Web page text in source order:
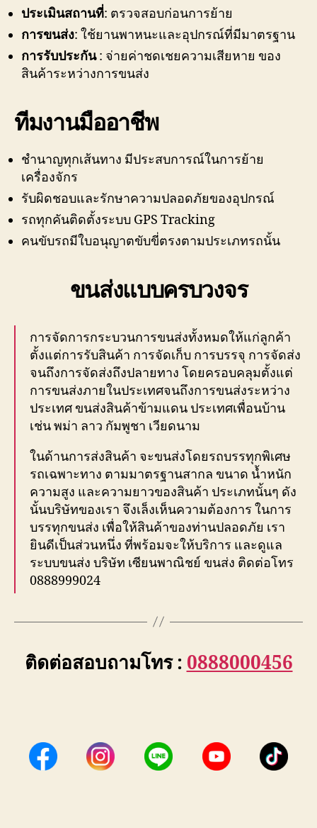
ประเมินสถานที่: ตรวจสอบก่อนการย้าย
การขนส่ง: ใช้ยานพาหนะและอุปกรณ์ที่มีมาตรฐาน
การรับประกัน: จ่ายค่าชดเชยความเสียหาย ของ
สินค้าระหว่างการขนส่ง
ทีมงานมืออาชีพ
ชำนาญทุกเส้นทาง มีประสบการณ์ในการย้าย
เครื่องจักร
รับผิดชอบและรักษาความปลอดภัยของอุปกรณ์
รถทุกคันติดตั้งระบบ GPS Tracking
คนขับรถมีใบอนุญาตขับขี่ตรงตามประเภทรถนั้น
ขนส่งแบบครบวงจร
การจัดการกระบวนการขนส่งทั้งหมดให้แก่ลูกค้า
ตั้งแต่การรับสินค้า การจัดเก็บ การบรรจุ การจัดส่ง
จนถึงการจัดส่งถึงปลายทาง โดยครอบคลุมตั้งแต่
การขนส่งภายในประเทศจนถึงการขนส่งระหว่าง
ประเทศ ขนส่งสินค้าข้ามแดน ประเทศเพื่อนบ้าน
เช่น พม่า ลาว กัมพูชา เวียดนาม
ในด้านการส่งสินค้า จะขนส่งโดยรถบรรทุกพิเศษ
รถเฉพาะทาง ตามมาตรฐานสากล ขนาด น้ำหนัก
ความสูง และความยาวของสินค้า ประเภทนั้นๆ ดัง
นั้นบริษัทของเรา จึงเล็งเห็นความต้องการ ในการ
บรรทุกขนส่ง เพื่อให้สินค้าของท่านปลอดภัย เรา
ยินดีเป็นส่วนหนึ่ง ที่พร้อมจะให้บริการ และดูแล
ระบบขนส่ง บริษัท เซียนพาณิชย์ ขนส่ง ติดต่อโทร
0888999024
ติดต่อสอบถามโทร : 0888000456